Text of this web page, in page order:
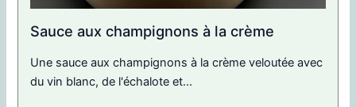
Sauce aux champignons à la crème
Une sauce aux champignons à la crème veloutée avec
du vin blanc, de l'échalote et...